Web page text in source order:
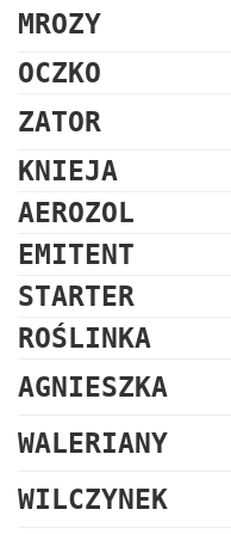
MROZY
OCZKO
ZATOR
KNIEJA
AEROZOL
EMITENT
STARTER
ROŚLINKA
AGNIESZKA
WALERIANY
WILCZYNEK